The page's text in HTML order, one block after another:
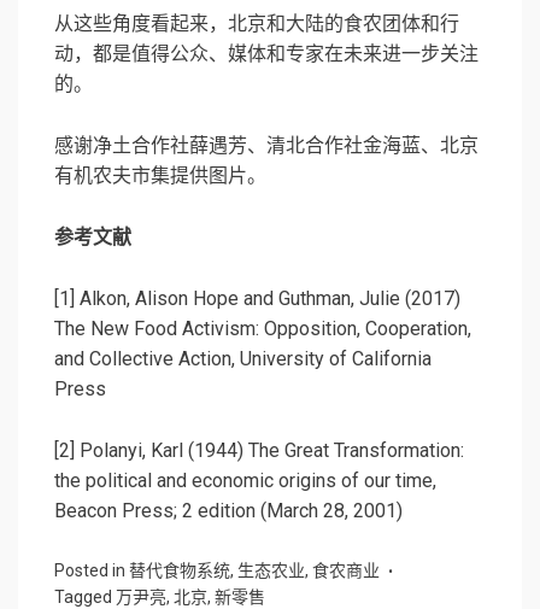
从这些角度看起来，北京和大陆的食农团体和行
动，都是值得公众、媒体和专家在未来进一步关注
的。
感谢净土合作社薛遇芳、清北合作社金海蓝、北京
有机农夫市集提供图片。
参考文献
[1] Alkon, Alison Hope and Guthman, Julie (2017)
The New Food Activism: Opposition, Cooperation,
and Collective Action, University of California
Press
[2] Polanyi, Karl (1944) The Great Transformation:
the political and economic origins of our time,
Beacon Press; 2 edition (March 28, 2001)
Posted in 替代食物系统, 生态农业, 食农商业
Tagged 万尹亮, 北京, 新零售